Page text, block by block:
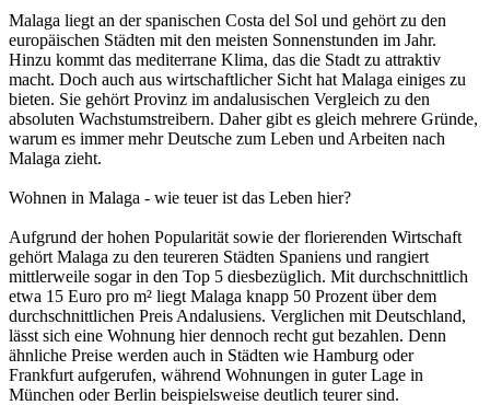
Malaga liegt an der spanischen Costa del Sol und gehört zu den
europäischen Städten mit den meisten Sonnenstunden im Jahr.
Hinzu kommt das mediterrane Klima, das die Stadt zu attraktiv
macht. Doch auch aus wirtschaftlicher Sicht hat Malaga einiges zu
bieten. Sie gehört Provinz im andalusischen Vergleich zu den
absoluten Wachstumstreibern. Daher gibt es gleich mehrere Gründe,
warum es immer mehr Deutsche zum Leben und Arbeiten nach
Malaga zieht.
Wohnen in Malaga - wie teuer ist das Leben hier?
Aufgrund der hohen Popularität sowie der florierenden Wirtschaft
gehört Malaga zu den teureren Städten Spaniens und rangiert
mittlerweile sogar in den Top 5 diesbezüglich. Mit durchschnittlich
etwa 15 Euro pro m² liegt Malaga knapp 50 Prozent über dem
durchschnittlichen Preis Andalusiens. Verglichen mit Deutschland,
lässt sich eine Wohnung hier dennoch recht gut bezahlen. Denn
ähnliche Preise werden auch in Städten wie Hamburg oder
Frankfurt aufgerufen, während Wohnungen in guter Lage in
München oder Berlin beispielsweise deutlich teurer sind.